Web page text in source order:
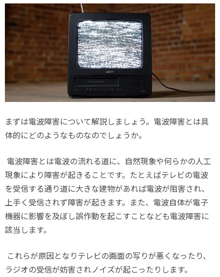
まずは電波障害について解説しましょう。電波障害とは具
体的にどのようなものなのでしょうか。
電波障害とは電波の流れる道に、自然現象や何らかの人工
現象により障害が起きることです。たとえばテレビの電波
を受信する通り道に大きな建物があれば電波が阻害され、
上手く受信されず障害が起きます。また、電波自体が電子
機器に影響を及ぼし誤作動を起こすことなども電波障害に
該当します。
これらが原因となりテレビの画面の写りが悪くなったり、
ラジオの受信が妨害されノイズが起こったりします。